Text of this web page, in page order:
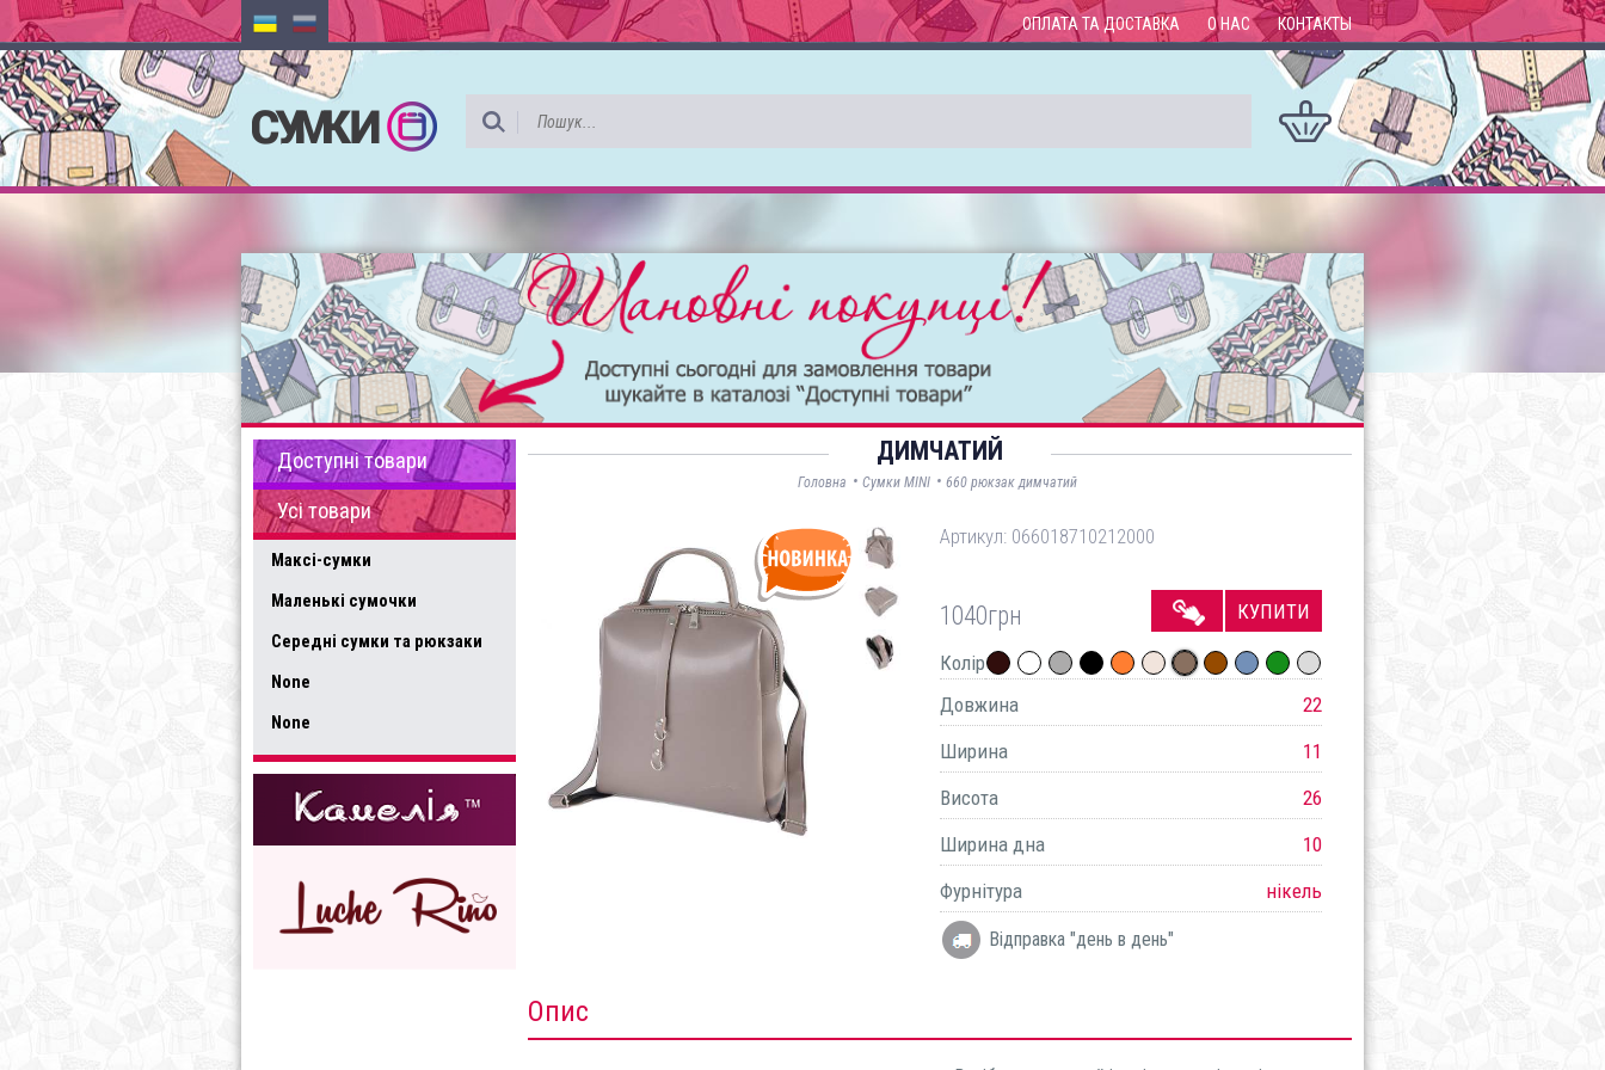
ОПЛАТА ТА ДОСТАВКА О НАС КОНТАКТЫ
Доступні товари
Усі товари
Максі-сумки
Маленькі сумочки
Середні сумки та рюкзаки
None
None
ДИМЧАТИЙ
Головна • Сумки MINI • 660 рюкзак димчатий
Артикул: 066018710212000
1040грн КУПИТИ
Колір
Довжина
22
Ширина
11
Висота
26
Ширина дна
10
Фурнітура
нікель
Відправка "день в день"
Опис